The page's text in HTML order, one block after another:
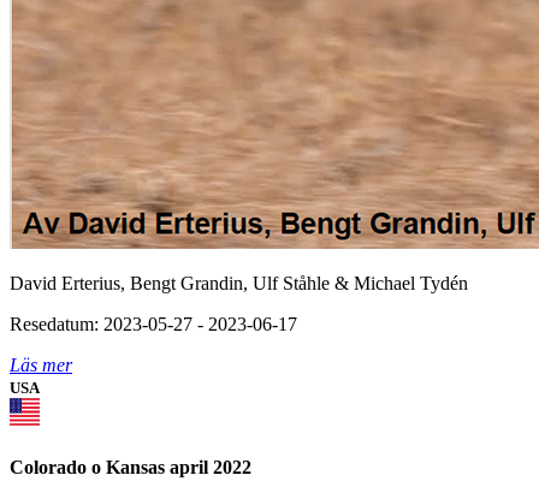
David Erterius, Bengt Grandin, Ulf Ståhle & Michael Tydén
Resedatum: 2023-05-27 - 2023-06-17
Läs mer
USA
Colorado o Kansas april 2022